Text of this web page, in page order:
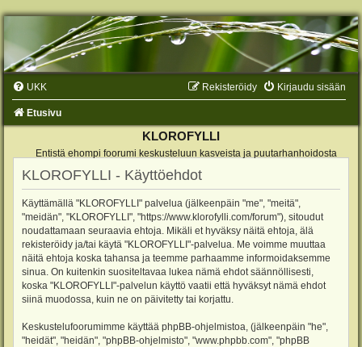
UKK Kirjaudu sisään
Rekisteröidy
Etusivu
KLOROFYLLI
Entistä ehompi foorumi keskusteluun kasveista ja puutarhanhoidosta
KLOROFYLLI - Käyttöehdot
Käyttämällä "KLOROFYLLI" palvelua (jälkeenpäin "me", "meitä",
"meidän", "KLOROFYLLI", "https://www.klorofylli.com/forum"), sitoudut
noudattamaan seuraavia ehtoja. Mikäli et hyväksy näitä ehtoja, älä
rekisteröidy ja/tai käytä "KLOROFYLLI"-palvelua. Me voimme muuttaa
näitä ehtoja koska tahansa ja teemme parhaamme informoidaksemme
sinua. On kuitenkin suositeltavaa lukea nämä ehdot säännöllisesti,
koska "KLOROFYLLI"-palvelun käyttö vaatii että hyväksyt nämä ehdot
siinä muodossa, kuin ne on päivitetty tai korjattu.
Keskustelufoorumimme käyttää phpBB-ohjelmistoa, (jälkeenpäin "he",
"heidät", "heidän", "phpBB-ohjelmisto", "www.phpbb.com", "phpBB